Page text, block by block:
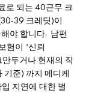
로 되는 40근무 크
39 크레딧)이
야 합니다.  남편
험이 “신뢰
두거나 현재의 직
기준) 까지 메디케
지연에 대한 벌